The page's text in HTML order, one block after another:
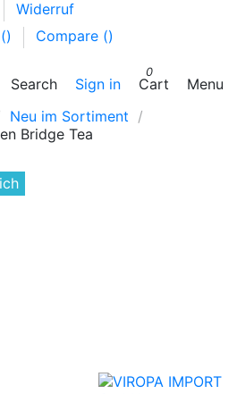
Widerruf
) Compare ()
Search Sign in
0
Cart
Menu
Neu im Sortiment
Bridge Tea